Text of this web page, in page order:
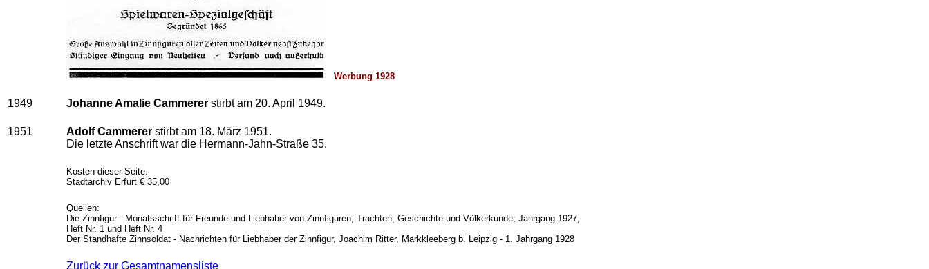
Werbung 1928
1949 Johanne Amalie Cammerer stirbt am 20. April 1949.
1951 Adolf Cammerer stirbt am 18. März 1951.
Die letzte Anschrift war die Hermann-Jahn-Straße 35.
Kosten dieser Seite:
Stadtarchiv Erfurt € 35,00
Quellen:
Die Zinnfigur - Monatsschrift für Freunde und Liebhaber von Zinnfiguren, Trachten, Geschichte und Völkerkunde; Jahrgang 1927,
Heft Nr. 1 und Heft Nr. 4
Der Standhafte Zinnsoldat - Nachrichten für Liebhaber der Zinnfigur, Joachim Ritter, Markkleeberg b. Leipzig - 1. Jahrgang 1928
Zurück zur Gesamtnamensliste